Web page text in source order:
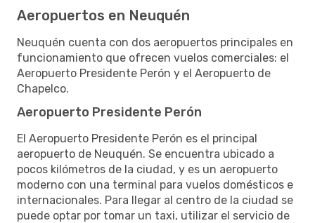
Aeropuertos en Neuquén
Neuquén cuenta con dos aeropuertos principales en
funcionamiento que ofrecen vuelos comerciales: el
Aeropuerto Presidente Perón y el Aeropuerto de
Chapelco.
Aeropuerto Presidente Perón
El Aeropuerto Presidente Perón es el principal
aeropuerto de Neuquén. Se encuentra ubicado a
pocos kilómetros de la ciudad, y es un aeropuerto
moderno con una terminal para vuelos domésticos e
internacionales. Para llegar al centro de la ciudad se
puede optar por tomar un taxi, utilizar el servicio de